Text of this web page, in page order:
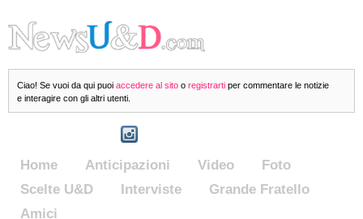
Ciao! Se vuoi da qui puoi accedere al sito o registrarti per commentare le notizie
e interagire con gli altri utenti.
Home Anticipazioni Video
Foto
Scelte U&D
Interviste
Grande Fratello
Amici